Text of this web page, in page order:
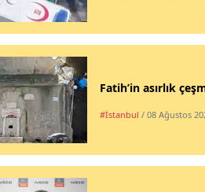
Fatih’in asırlık
#İstanbul / 08 Ağustos